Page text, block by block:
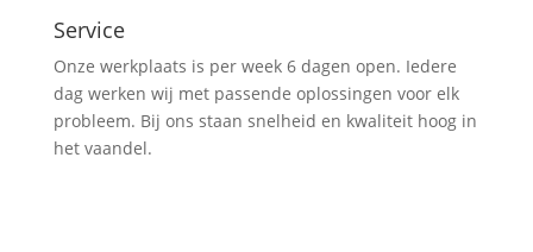
Service
Onze werkplaats is per week 6 dagen open. Iedere
dag werken wij met passende oplossingen voor elk
probleem. Bij ons staan snelheid en kwaliteit hoog in
het vaandel.